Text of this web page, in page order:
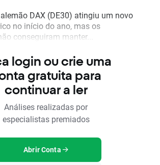
DAX (DE30) atingiu um novo
no início do ano, mas os
conseguiram manter...
login ou crie uma
gratuita para
continuar a ler
Análises realizadas por
especialistas premiados
Abrir Conta